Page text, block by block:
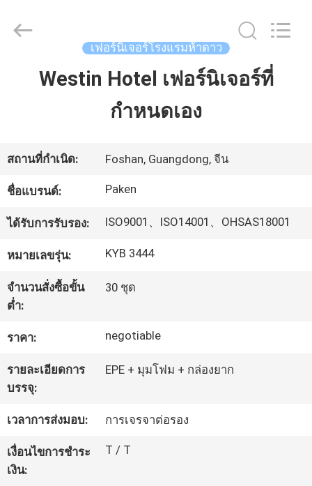
เกี่ยว
กับ
เรา
ทัวร์
โรงงาน
ควบคุม
คุณภาพ
ติดต่อ
Paken
Furniture
เฟอร์นิเจอร์โรงแรมห้าดาว
Westin Hotel เฟอร์นิเจอร์ที่
กำหนดเอง
สถานที่กำเนิด: Foshan, Guangdong, จีน
ชื่อแบรนด์: Paken
ได้รับการรับรอง: ISO9001、ISO14001、OHSAS18001
หมายเลขรุ่น: KYB 3444
จำนวนสั่งซื้อขั้น
ต่ำ:
30 ชุด
ราคา: negotiable
รายละเอียดการ
บรรจุ:
EPE + มุมโฟม + กล่องยาก
เวลาการส่งมอบ: การเจรจาต่อรอง
เงื่อนไขการชำระ
เงิน:
T / T